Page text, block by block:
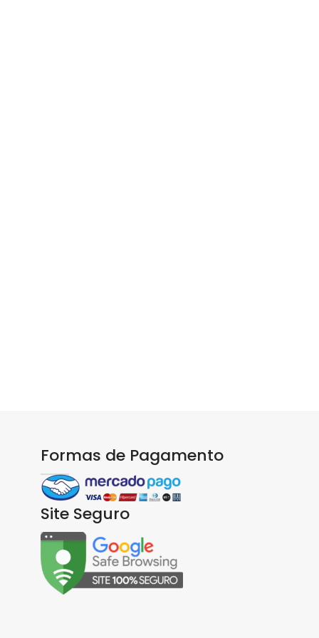
Formas de Pagamento
Site Seguro